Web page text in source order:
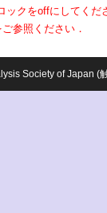
ックをoffにしてくだ
ご参照ください．
Society of Japan (